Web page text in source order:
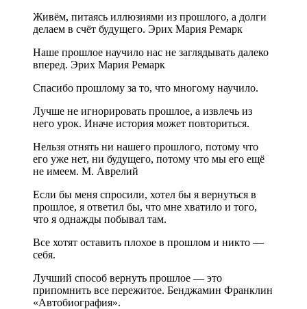
Живём, питаясь иллюзиями из прошлого, а долги
делаем в счёт будущего. Эрих Мария Ремарк
Наше прошлое научило нас не заглядывать далеко
вперед. Эрих Мария Ремарк
Спасибо прошлому за то, что многому научило.
Лучше не игнорировать прошлое, а извлечь из
него урок. Иначе история может повториться.
Нельзя отнять ни нашего прошлого, потому что
его уже нет, ни будущего, потому что мы его ещё
не имеем. М. Аврелий
Если бы меня спросили, хотел бы я вернуться в
прошлое, я ответил бы, что мне хватило и того,
что я однажды побывал там.
Все хотят оставить плохое в прошлом и никто —
себя.
Лучший способ вернуть прошлое — это
припомнить все пережитое. Бенджамин Франклин
«Автобиография».